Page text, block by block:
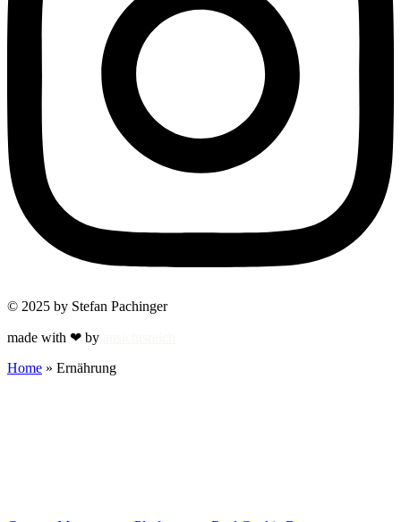
© 2025 by Stefan Pachinger
made with ❤ by
Home » Ernährung